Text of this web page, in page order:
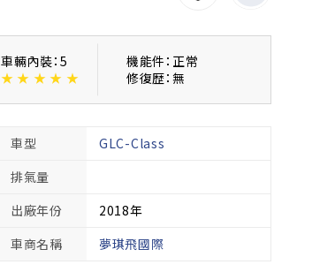
車輛內裝：5
★ ★ ★ ★ ★
機能件：正常
修復歴：無
車型
GLC-Class
排氣量
出廠年份
2018年
車商名稱 夢琪飛國際